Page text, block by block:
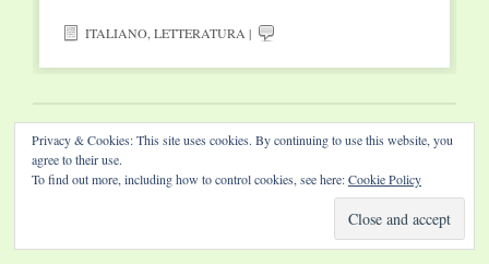
ITALIANO,LETTERATURA |
Website by Diamond Visions
Privacy & Cookies: This site uses cookies. By continuing to use this website, you
agree to their use.
To find out more, including how to control cookies, see here:Cookie Policy